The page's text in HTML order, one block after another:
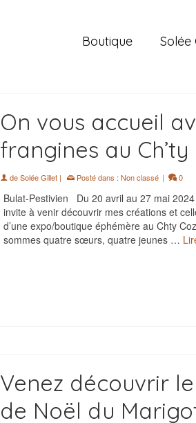
Boutique Solée
On vous accueil
frangines au Ch’ty
deSolée Gillet | Posté dans : Non classé | 0
Bulat-Pestivien Du 20 avril au 27 mai
invite à venir découvrir mes créations et
d’une expo/boutique éphémère au Chty
sommes quatre sœurs, quatre jeunes …
Venez découvrir
de Noël du